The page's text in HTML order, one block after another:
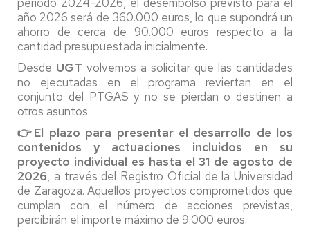
año 2026 será de 360.000 euros, lo que supondrá un
ahorro de cerca de 90.000 euros respecto a la
cantidad presupuestada inicialmente.
Desde UGT volvemos a solicitar que las cantidades
no ejecutadas en el programa reviertan en el
conjunto del PTGAS y no se pierdan o destinen a
otros asuntos.
👉El plazo para presentar el desarrollo de los
contenidos y actuaciones incluidos en su
proyecto individual es hasta el 31 de agosto de
2026, a través del Registro Oficial de la Universidad
de Zaragoza. Aquellos proyectos comprometidos que
cumplan con el número de acciones previstas,
percibirán el importe máximo de 9.000 euros.